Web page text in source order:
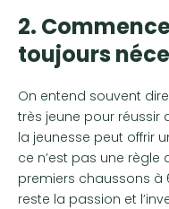
2.
toujours
On entend souvent
très jeune pour réussir
la jeunesse peut offrir
ce n’est pas une règle
premiers chaussons à
reste la passion et